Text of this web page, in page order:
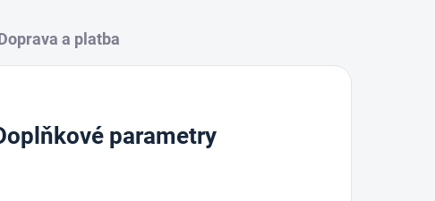
a platba
parametry